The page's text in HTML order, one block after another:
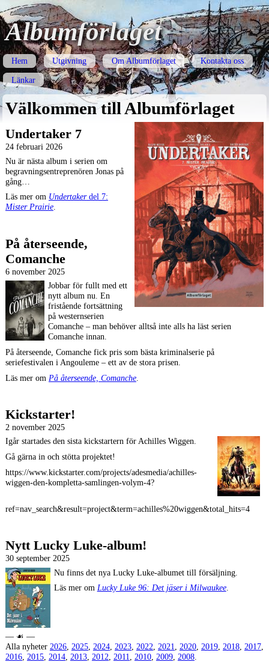
Albumförlaget
Hem Utgivning Om Albumförlaget
Kontakta oss
Länkar
Välkommen till Albumförlaget
Undertaker 7
24 februari 2026
Nu är nästa album i serien om
begravningsentreprenören Jonas på
gång…
Läs mer om Undertakerdel 7:
Mister Prairie.
På återseende,
Comanche
6 november 2025
Jobbar för fullt med ett
nytt album nu. En
fristående fortsättning
på westernserien
Comanche – man behöver alltså inte alls ha läst serien
Comanche innan.
På återseende, Comanche fick pris som bästa kriminalserie på
seriefestivalen i Angouleme – ett av de stora prisen.
Läs mer om På återseende, Comanche.
Kickstarter!
2 november 2025
Igår startades den sista kickstartern för Achilles Wiggen.
Gå gärna in och stötta projektet!
https://www.kickstarter.com/projects/adesmedia/achilles-
wiggen-den-kompletta-samlingen-volym-4?
ref=nav_search&result=project&term=achilles%20wiggen&total_hits=4
Nytt Lucky Luke-album!
30 september 2025
Nu finns det nya Lucky Luke-albumet till försäljning.
Läs mer om Lucky Luke 96: Det jäser i Milwaukee.
― ☙ ―
Alla nyheter 2026, 2025, 2024, 2023, 2022 2021 2020, 2019, 2018, 2017,
2016, 2015, 2014, 2013, 2012 2011 2010, 2009, 2008.